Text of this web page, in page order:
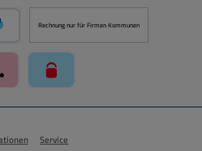
Bezahlen über PayPal
Rechnung nur für Firmen Kommunen
Service